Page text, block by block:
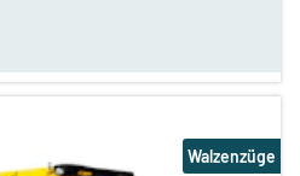
Walzenzüge